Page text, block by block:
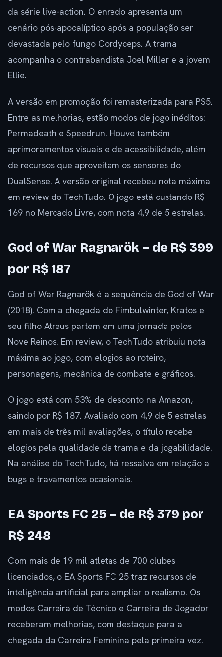
da série live-action. O enredo apresenta um
cenário pós-apocalíptico após a população ser
devastada pelo fungo Cordyceps. A trama
acompanha o contrabandista Joel Miller e a jovem
Ellie.
A versão em promoção foi remasterizada para PS5.
Entre as melhorias, estão modos de jogo inéditos:
Permadeath e Speedrun. Houve também
aprimoramentos visuais e de acessibilidade, além
de recursos que aproveitam os sensores do
DualSense. A versão original recebeu nota máxima
em review do TechTudo. O jogo está custando R$
169 no Mercado Livre, com nota 4,9 de 5 estrelas.
God of War Ragnarök – de R$ 399
por R$ 187
God of War Ragnarök é a sequência de God of War
(2018). Com a chegada do Fimbulwinter, Kratos e
seu filho Atreus partem em uma jornada pelos
Nove Reinos. Em review, o TechTudo atribuiu nota
máxima ao jogo, com elogios ao roteiro,
personagens, mecânica de combate e gráficos.
O jogo está com 53% de desconto na Amazon,
saindo por R$ 187. Avaliado com 4,9 de 5 estrelas
em mais de três mil avaliações, o título recebe
elogios pela qualidade da trama e da jogabilidade.
Na análise do TechTudo, há ressalva em relação a
bugs e travamentos ocasionais.
EA Sports FC 25 – de R$ 379 por
R$ 248
Com mais de 19 mil atletas de 700 clubes
licenciados, o EA Sports FC 25 traz recursos de
inteligência artificial para ampliar o realismo. Os
modos Carreira de Técnico e Carreira de Jogador
receberam melhorias, com destaque para a
chegada da Carreira Feminina pela primeira vez.